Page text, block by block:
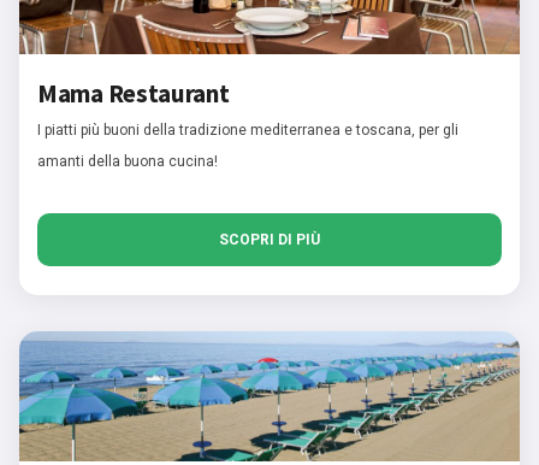
Mama Restaurant
I piatti più buoni della tradizione mediterranea e toscana, per gli
amanti della buona cucina!
SCOPRI DI PIÙ